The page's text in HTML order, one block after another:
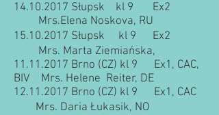
14.10.2017 Słupsk kl 9 Ex2
Mrs.Elena Noskova, RU
15.10.2017 Słupsk kl 9 Ex2
Mrs. Marta Ziemiańska,
11.11.2017 Brno (CZ) kl 9 Ex1, CAC,
BIV Mrs. Helene Reiter, DE
12.11.2017 Brno (CZ) kl 9 Ex1, CAC
Mrs. Daria Łukasik, NO